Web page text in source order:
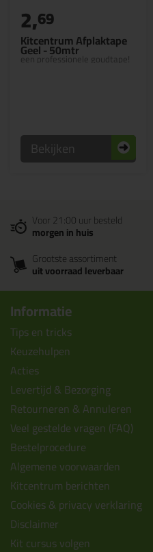
Kitcentrum Afplaktape
Geel - 50mtr
een professionele goudtape!
2,69
Bekijken
Voor 21:00 uur besteld
morgen in huis
Grootste assortiment
uit voorraad leverbaar
Informatie
Tips en tricks
Keuzehulpen
Acties
Levertijd & Bezorging
Retourneren & Annuleren
Veel gestelde vragen (FAQ)
Bestelprocedure
Algemene voorwaarden
Kitcentrum berichten
Cookies & privacy verklaring
Disclaimer
Kit cursus volgen